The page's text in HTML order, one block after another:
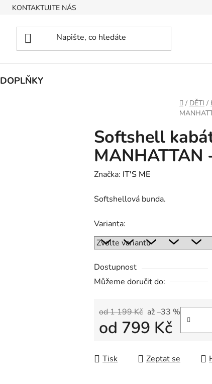
KONTAKTUJTE NÁS
DOPLŇKY
Domů
/ DĚTI /
Softshell
MANHATTAN
Značka: IT'S ME
Softshellová bunda.
Varianta:
Dostupnost
Můžeme doručit do:
od 1 199 Kč až –33 %
od 799 Kč
Tisk Zeptat se